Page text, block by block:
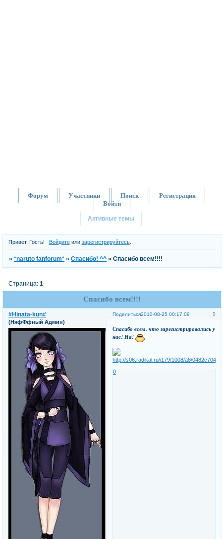
Форум Участники Поиск
Регистрация
Войти
Активные темы
Привет, Гость! Войдитеили зарегистрируйтесь.
»*naruto fanforum* »Спасибо! ^^ »Спасибо всем!!!!
Спасибо всем!!!!
Страница:1
Поделиться 1
2010-08-25 00:17:09
#Hinata-kun#
(НяфФфный Админ)
Спасибо всем, что зарегистрировались у
нас! Ня!
0